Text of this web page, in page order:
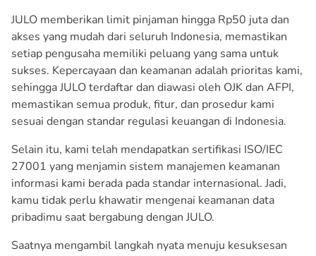
JULO memberikan limit pinjaman hingga Rp50 juta dan
akses yang mudah dari seluruh Indonesia, memastikan
setiap pengusaha memiliki peluang yang sama untuk
sukses. Kepercayaan dan keamanan adalah prioritas kami,
sehingga JULO terdaftar dan diawasi oleh OJK dan AFPI,
memastikan semua produk, fitur, dan prosedur kami
sesuai dengan standar regulasi keuangan di Indonesia.
Selain itu, kami telah mendapatkan sertifikasi ISO/IEC
27001 yang menjamin sistem manajemen keamanan
informasi kami berada pada standar internasional. Jadi,
kamu tidak perlu khawatir mengenai keamanan data
pribadimu saat bergabung dengan JULO.
Saatnya mengambil langkah nyata menuju kesuksesan